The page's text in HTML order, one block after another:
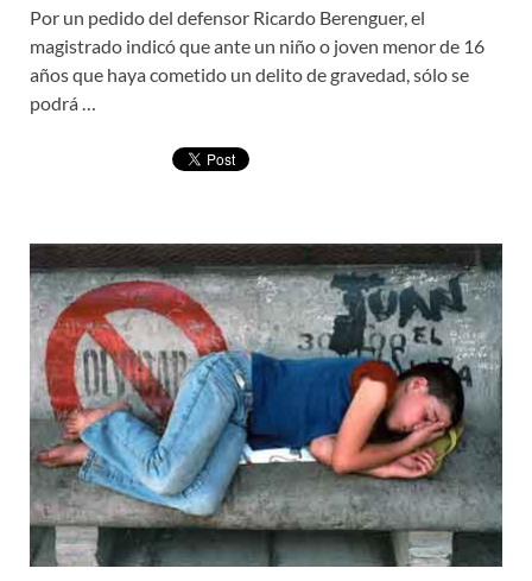
Por un pedido del defensor Ricardo Berenguer, el
magistrado indicó que ante un niño o joven menor de 16
años que haya cometido un delito de gravedad, sólo se
podrá …